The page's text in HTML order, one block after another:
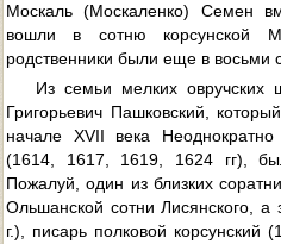
Москаль (Москаленко) Семен
вошли в сотню корсунской
родственники были еще в восьми
Из семьи мелких овручских
Григорьевич Пашковский,
начале XVII века
(1614, 1617, 1619, 1624 гг),
Пожалуй, один из близких
Ольшанской сотни Лисянского, а
г.), писарь полковой корсунский